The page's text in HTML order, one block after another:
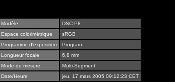
Modèle
DSC-P8
Espace colorimétrique
sRGB
Programme d'exposition
Program
Longueur focale
6,8 mm
Mode de mesure
Multi-Segment
Date/Heure
jeu. 17 mars 2005 09:12:23 CET